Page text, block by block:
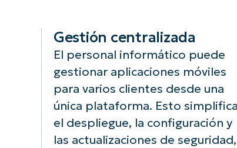
Gestión centralizada
El personal informático puede
gestionar aplicaciones móviles
para varios clientes desde una
única plataforma. Esto simplifica
el despliegue, la configuración y
las actualizaciones de seguridad,